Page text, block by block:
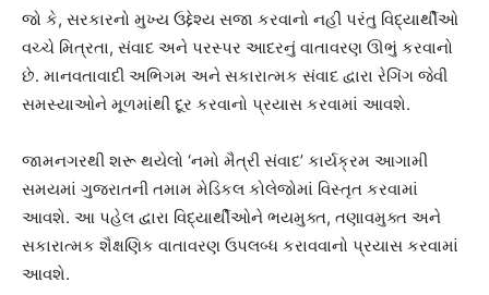
જો કે, સરકારનો મુખ્ય ઉદ્દેશ્ય સજા કરવાનો નહીં પરંતુ વિદ્યાર્થીઓ
વચ્ચે મિત્રતા, સંવાદ અને પરસ્પર આદરનું વાતાવરણ ઊભું કરવાનો
છે. માનવતાવાદી અભિગમ અને સકારાત્મક સંવાદ દ્વારા રેગિંગ જેવી
સમસ્યાઓને મૂળમાંથી દૂર કરવાનો પ્રયાસ કરવામાં આવશે.
જામનગરથી શરૂ થયેલો ‘નમો મૈત્રી સંવાદ’ કાર્યક્રમ આગામી
સમયમાં ગુજરાતની તમામ મેડિકલ કોલેજોમાં વિસ્તૃત કરવામાં
આવશે. આ પહેલ દ્વારા વિદ્યાર્થીઓને ભયમુક્ત, તણાવમુક્ત અને
સકારાત્મક શૈક્ષણિક વાતાવરણ ઉપલબ્ધ કરાવવાનો પ્રયાસ કરવામાં
આવશે.